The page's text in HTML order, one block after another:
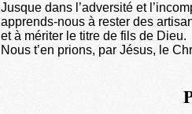
Jusque dans l’adversité et
apprends-nous à rester des
et à mériter le titre de fils de Dieu.
Nous t’en prions, par Jésus, le